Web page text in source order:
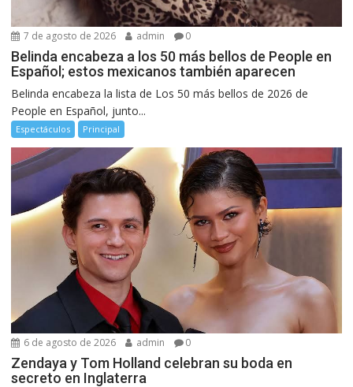
7 de agosto de 2026 admin 0
Belinda encabeza a los 50 más bellos de People en
Español; estos mexicanos también aparecen
Belinda encabeza la lista de Los 50 más bellos de 2026 de
People en Español, junto...
Espectáculos Principal
6 de agosto de 2026 admin 0
Zendaya y Tom Holland celebran su boda en
secreto en Inglaterra